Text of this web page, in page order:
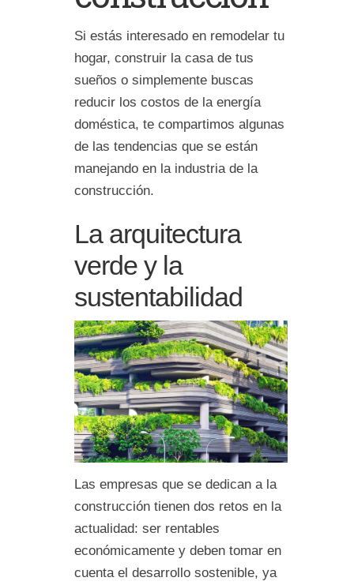
Si estás interesado en remodelar tu
hogar, construir la casa de tus
sueños o simplemente buscas
reducir los costos de la energía
doméstica, te compartimos algunas
de las tendencias que se están
manejando en la industria de la
construcción.
La arquitectura
verde y la
sustentabilidad
Las empresas que se dedican a la
construcción tienen dos retos en la
actualidad: ser rentables
económicamente y deben tomar en
cuenta el desarrollo sostenible, ya